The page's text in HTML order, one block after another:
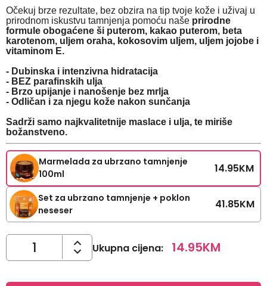
Očekuj brze rezultate, bez obzira na tip tvoje kože i uživaj u
prirodnom iskustvu tamnjenja pomoću naše prirodne
formule obogaćene ši puterom, kakao puterom, beta
karotenom, uljem oraha, kokosovim uljem, uljem jojobe i
vitaminom E.
- Dubinska i intenzivna hidratacija
- BEZ parafinskih ulja
- Brzo upijanje i nanošenje bez mrlja
- Odličan i za njegu kože nakon sunčanja
Sadrži samo najkvalitetnije maslace i ulja, te miriše
božanstveno.
Marmelada za ubrzano tamnjenje
100ml
14.95KM
Set za ubrzano tamnjenje + poklon
neseser
41.85KM
Ukupna cijena: 14.95KM